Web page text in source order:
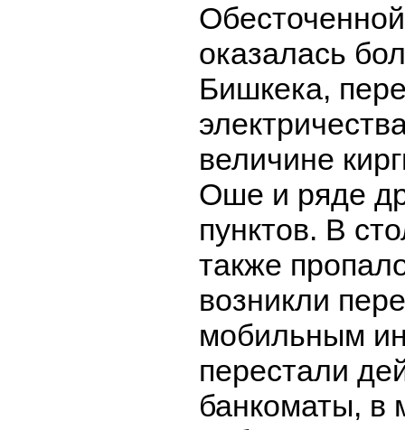
оказалась
Бишкека,
величине
Оше и ряде
пунктов. В
также
возникли
мобильным
перестали
банкоматы, в